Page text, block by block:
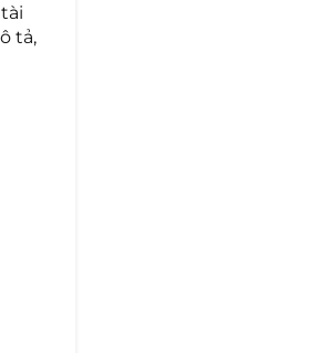
tả,